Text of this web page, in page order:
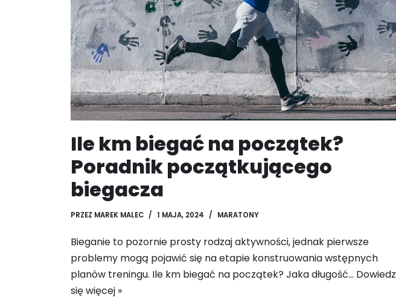
Ile km biegać na początek?
Poradnik początkującego
biegacza
PRZEZ MAREK MALEC 1 MAJA, 2024 MARATONY
Bieganie to pozornie prosty rodzaj aktywności, jednak pierwsze
problemy mogą pojawić się na etapie konstruowania wstępnych
planów treningu. Ile km biegać na początek? Jaka długość… Dowiedz
się więcej »